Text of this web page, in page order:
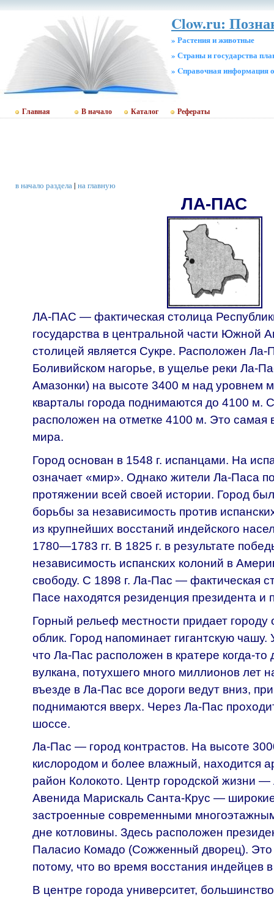
Clow.ru:
» Растения и животные
» Страны и государства
» Cправочная информация
Главная В начало Каталог Рефераты
в начало раздела| на главную
ЛА-ПАС
ЛА-ПАС — фактическая столица
государства в центральной части Южной
столицей является Сукре. Расположен Ла-
Боливийском нагорье, в ущелье реки Ла-
Амазонки) на высоте 3400 м над уровнем
кварталы города поднимаются до 4100 м.
расположен на отметке 4100 м. Это самая
мира.
Город основан в 1548 г. испанцами. На
означает «мир». Однако жители Ла-Паса
протяжении всей своей истории. Город
борьбы за независимость против
из крупнейших восстаний индейского
1780—1783 гг. В 1825 г. в результате
независимость испанских колоний в
свободу. С 1898 г. Ла-Пас — фактическая
Пасе находятся резиденция президента и
Горный рельеф местности придает городу
облик. Город напоминает гигантскую
что Ла-Пас расположен в кратере когда-то
вулкана, потухшего много миллионов лет
въезде в Ла-Пас все дороги ведут вниз,
поднимаются вверх. Через Ла-Пас
шоссе.
Ла-Пас — город контрастов. На высоте
кислородом и более влажный, находится
район Колокото. Центр городской жизни
Авенида Марискаль Санта-Крус —
застроенные современными
дне котловины. Здесь расположен
Паласио Комадо (Сожженный дворец). Это
потому, что во время восстания индейцев
В центре города университет,